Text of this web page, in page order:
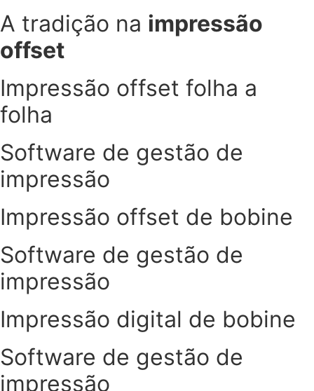
A tradição na impressão
offset
Impressão offset folha a
folha
Software de gestão de
impressão
Impressão offset de bobine
Software de gestão de
impressão
Impressão digital de bobine
Software de gestão de
impressão